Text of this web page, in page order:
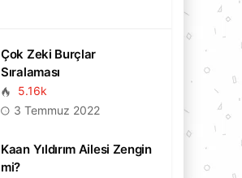
Çok Zeki Burçlar
Sıralaması
5.16k
3 Temmuz 2022
Kaan Yıldırım Ailesi Zengin
mi?